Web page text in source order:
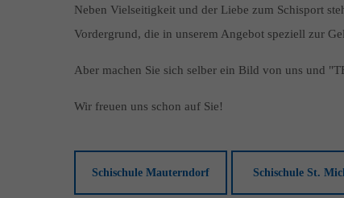
Neben Vielseitigkeit und der Liebe zum Schisport
Vordergrund, die in unserem Angebot speziell zur
Aber machen Sie sich selber ein Bild von uns und
Wir freuen uns schon auf Sie!
Schischule Mauterndorf Schischule St.